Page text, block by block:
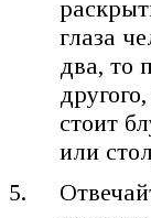
глаза
два, то
стоит
или